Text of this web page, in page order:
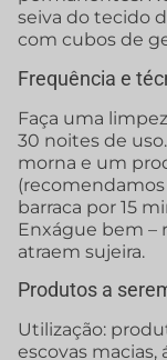
seiva do tecido
com cubos de
Frequência e
Faça uma
30 noites de
morna e um
(recomendamos
barraca por 15
Enxágue bem –
atraem sujeira.
Produtos a
Utilização:
escovas